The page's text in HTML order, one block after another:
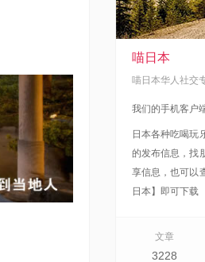
喵日本
喵日本华人社交
我们的手机客户
日本各种吃喝玩
的发布信息，找
享信息，也可以
日本】即可下载
文章
3228